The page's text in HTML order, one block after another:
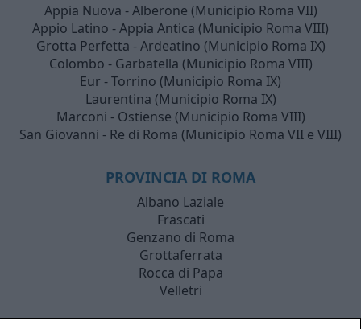
Appia Nuova - Alberone (Municipio Roma VII)
Appio Latino - Appia Antica (Municipio Roma VIII)
Grotta Perfetta - Ardeatino (Municipio Roma IX)
Colombo - Garbatella (Municipio Roma VIII)
Eur - Torrino (Municipio Roma IX)
Laurentina (Municipio Roma IX)
Marconi - Ostiense (Municipio Roma VIII)
San Giovanni - Re di Roma (Municipio Roma VII e VIII)
PROVINCIA DI ROMA
Albano Laziale
Frascati
Genzano di Roma
Grottaferrata
Rocca di Papa
Velletri